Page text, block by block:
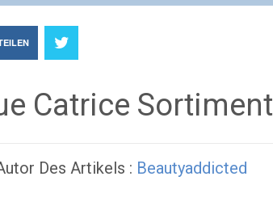
Catrice Sortiment
Des Artikels : Beautyaddicted